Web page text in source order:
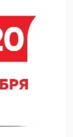
ярмарки вакансий